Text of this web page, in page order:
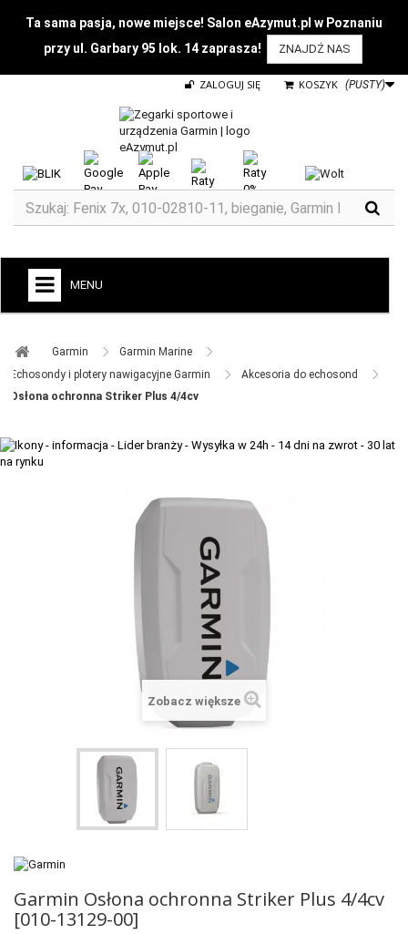
Ta sama pasja, nowe miejsce! Salon eAzymut.pl w Poznaniu
przy ul. Garbary 95 lok. 14 zaprasza!
ZNAJDŹ NAS
KOSZYK (PUSTY)
ZALOGUJ SIĘ
MENU
ZEGARKI DO BIEGANIA
ZEGARKI DLA DZIECI GARMIN
+
TACX
ELITE
ORIENT ZEGARKI
OBAKU DENMARK ZEGARKI
POLECANE PRODUKTY
PROMOCJE
+
OUTLET
Garmin ​
Garmin Marine ​
Echosondy i plotery nawigacyjne Garmin ​
Akcesoria do echosond ​
Osłona ochronna Striker Plus 4/4cv
Zobacz większe
Garmin Osłona ochronna Striker Plus 4/4cv
[010-13129-00]